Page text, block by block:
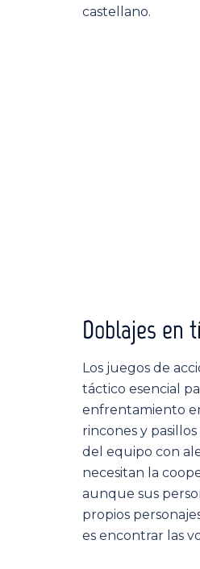
castellano.
Doblajes en
Los juegos de
táctico esencial
enfrentamiento
rincones y
del equipo con
necesitan la
aunque sus
propios
es encontrar las